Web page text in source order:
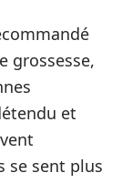
grossesse,
et
se sent plus